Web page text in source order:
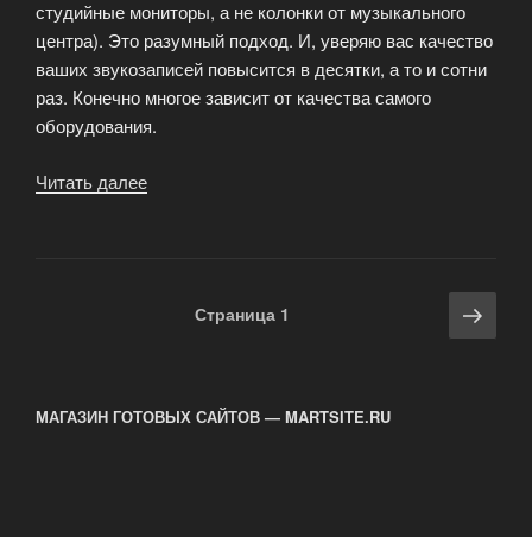
студийные мониторы, а не колонки от музыкального
центра). Это разумный подход. И, уверяю вас качество
ваших звукозаписей повысится в десятки, а то и сотни
раз. Конечно многое зависит от качества самого
оборудования.
Читать далее
Страница 1
МАГАЗИН ГОТОВЫХ САЙТОВ — MARTSITE.RU